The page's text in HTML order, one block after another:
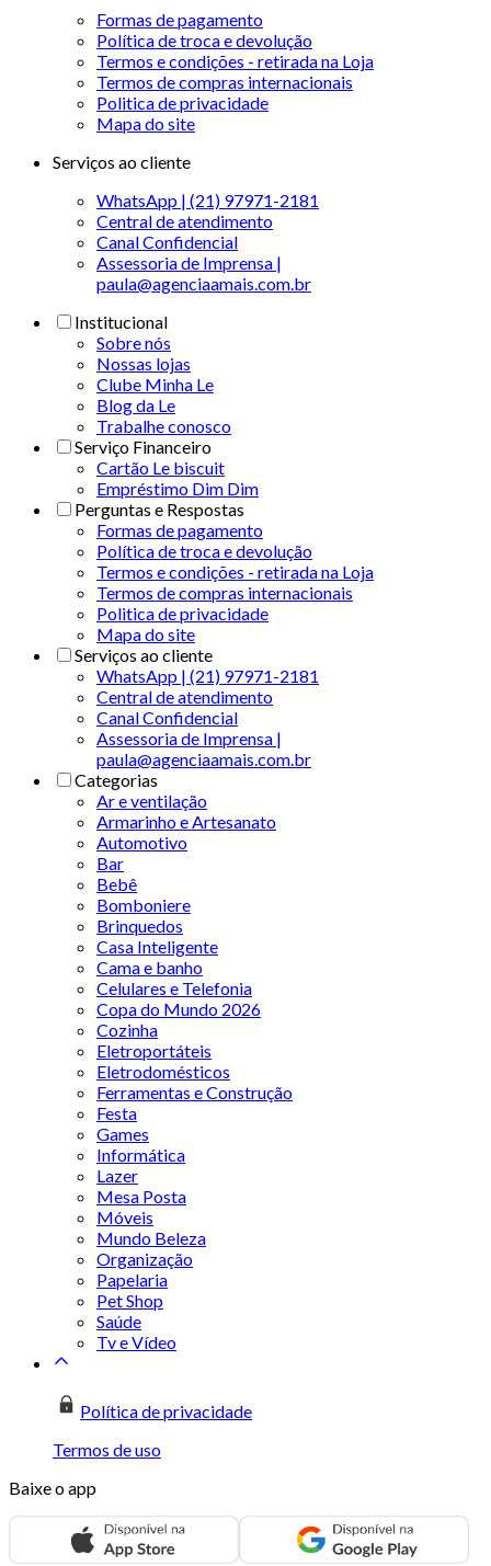
Formas de pagamento
Política de troca e devolução
Termos e condições - retirada na Loja
Termos de compras internacionais
Politica de privacidade
Mapa do site
Serviços ao cliente
WhatsApp | (21) 97971-2181
Central de atendimento
Canal Confidencial
Assessoria de Imprensa |
paula@agenciaamais.com.br
Institucional
Sobre nós
Nossas lojas
Clube Minha Le
Blog da Le
Trabalhe conosco
Serviço Financeiro
Cartão Le biscuit
Empréstimo Dim Dim
Perguntas e Respostas
Formas de pagamento
Política de troca e devolução
Termos e condições - retirada na Loja
Termos de compras internacionais
Politica de privacidade
Mapa do site
Serviços ao cliente
WhatsApp | (21) 97971-2181
Central de atendimento
Canal Confidencial
Assessoria de Imprensa |
paula@agenciaamais.com.br
Categorias
Ar e ventilação
Armarinho e Artesanato
Automotivo
Bar
Bebê
Bomboniere
Brinquedos
Casa Inteligente
Cama e banho
Celulares e Telefonia
Copa do Mundo 2026
Cozinha
Eletroportáteis
Eletrodomésticos
Ferramentas e Construção
Festa
Games
Informática
Lazer
Mesa Posta
Móveis
Mundo Beleza
Organização
Papelaria
Pet Shop
Saúde
Tv e Vídeo
Política de privacidade
Termos de uso
Baixe o app